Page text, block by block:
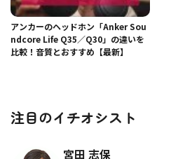
アンカーのヘッドホン「Anker Sou
ndcore Life Q35／Q30」の違いを
比較！音質とおすすめ【最新】
注目のイチオシスト
宮田 志保